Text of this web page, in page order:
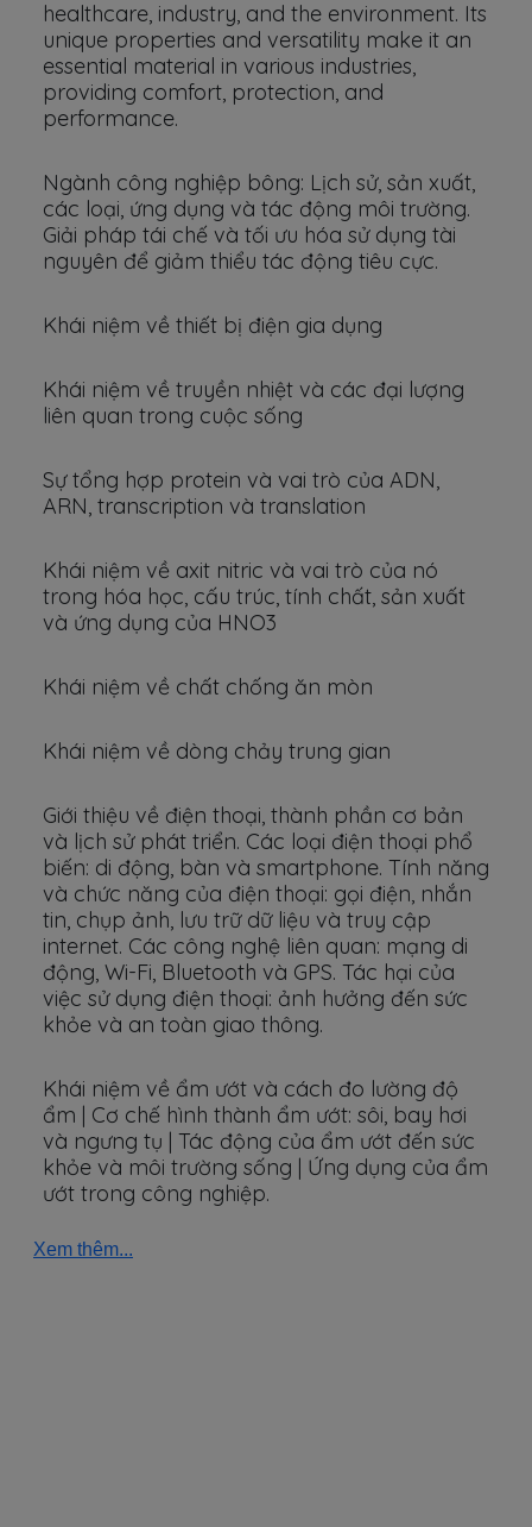
healthcare, industry, and the environment. Its
unique properties and versatility make it an
essential material in various industries,
providing comfort, protection, and
performance.
Ngành công nghiệp bông: Lịch sử, sản xuất,
các loại, ứng dụng và tác động môi trường.
Giải pháp tái chế và tối ưu hóa sử dụng tài
nguyên để giảm thiểu tác động tiêu cực.
Khái niệm về thiết bị điện gia dụng
Khái niệm về truyền nhiệt và các đại lượng
liên quan trong cuộc sống
Sự tổng hợp protein và vai trò của ADN,
ARN, transcription và translation
Khái niệm về axit nitric và vai trò của nó
trong hóa học, cấu trúc, tính chất, sản xuất
và ứng dụng của HNO3
Khái niệm về chất chống ăn mòn
Khái niệm về dòng chảy trung gian
Giới thiệu về điện thoại, thành phần cơ bản
và lịch sử phát triển. Các loại điện thoại phổ
biến: di động, bàn và smartphone. Tính năng
và chức năng của điện thoại: gọi điện, nhắn
tin, chụp ảnh, lưu trữ dữ liệu và truy cập
internet. Các công nghệ liên quan: mạng di
động, Wi-Fi, Bluetooth và GPS. Tác hại của
việc sử dụng điện thoại: ảnh hưởng đến sức
khỏe và an toàn giao thông.
Khái niệm về ẩm ướt và cách đo lường độ
ẩm | Cơ chế hình thành ẩm ướt: sôi, bay hơi
và ngưng tụ | Tác động của ẩm ướt đến sức
khỏe và môi trường sống | Ứng dụng của ẩm
ướt trong công nghiệp.
Xem thêm...